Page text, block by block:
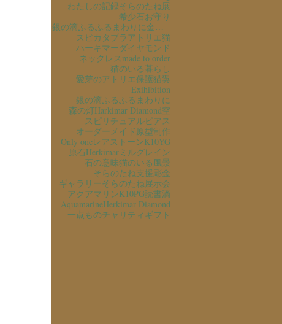
わたしの記録そらのたね展
希少石お守り
銀の滴ふるふるまわりに金の滴ふるふるまわりに
スピカタブラ アトリエ猫
ハーキマーダイヤモンド
ネックレスmade to order
猫のいる暮らし
愛芽のアトリエ保護猫翼
Exihibition
銀の滴ふるふるまわりに
森の灯Harkimar Diamond空
スピリチュアルピアス
オーダーメイド原型制作
Only oneレアストーンK10YG
原石Herkimarミルグレイン
石の意味猫のいる風景
そらのたね支援彫金
ギャラリーそらのたね展示会
アクアマリンK10PG読書滴
AquamarineHerkimar Diamond
一点ものチャリティ ギフト